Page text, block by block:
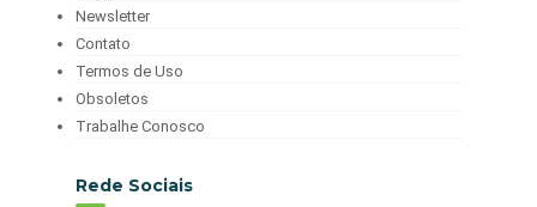
Newsletter
Contato
Termos de Uso
Obsoletos
Trabalhe Conosco
Rede Sociais